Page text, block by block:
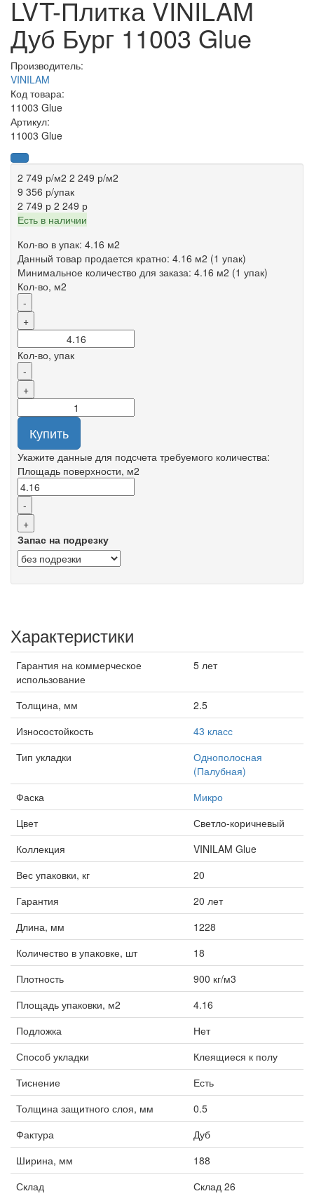
LVT-Плитка VINILAM
Дуб Бург 11003 Glue
Производитель:
VINILAM
Код товара:
11003 Glue
Артикул:
11003 Glue
2 749 р/м2 2 249 р/м2
9 356 р/упак
2 749 р 2 249 р
Есть в наличии
Кол-во в упак: 4.16 м2
Данный товар продается кратно: 4.16 м2 (1 упак)
Минимальное количество для заказа: 4.16 м2 (1 упак)
Кол-во, м2
-
+
Кол-во, упак
-
+
Купить
Укажите данные для подсчета требуемого количества:
Площадь поверхности, м2
-
+
Запас на подрезку
Характеристики
Гарантия на коммерческое
использование
5 лет
Толщина, мм
2.5
Износостойкость
43 класс
Тип укладки
Однополосная
(Палубная)
Фаска
Микро
Цвет
Светло-коричневый
Коллекция
VINILAM Glue
Вес упаковки, кг
20
Гарантия
20 лет
Длина, мм
1228
Количество в упаковке, шт
18
Плотность
900 кг/м3
Площадь упаковки, м2
4.16
Подложка
Нет
Способ укладки
Клеящиеся к полу
Тиснение
Есть
Толщина защитного слоя, мм
0.5
Фактура
Дуб
Ширина, мм
188
Склад
Склад 26